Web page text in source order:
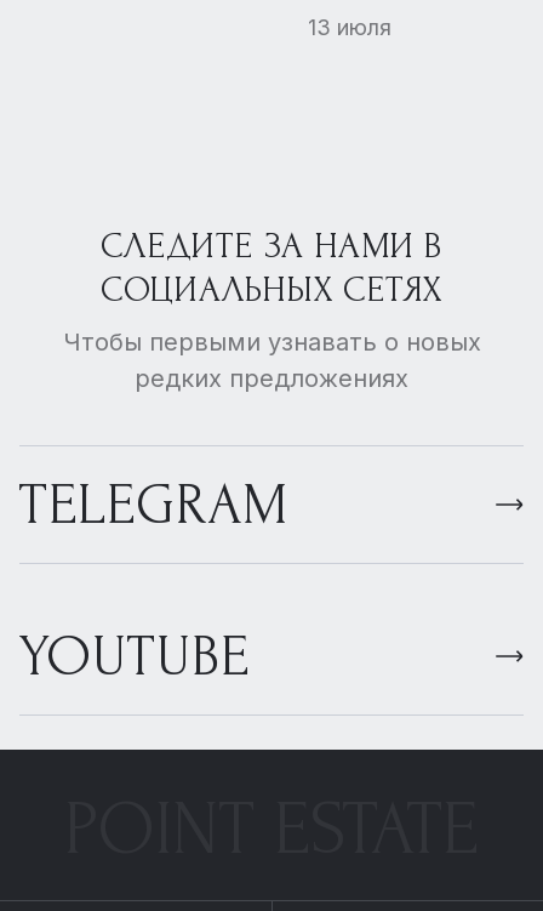
13 июля
СЛЕДИТЕ ЗА НАМИ В
СОЦИАЛЬНЫХ СЕТЯХ
Чтобы первыми узнавать о новых
редких предложениях
TELEGRAM
YOUTUBE